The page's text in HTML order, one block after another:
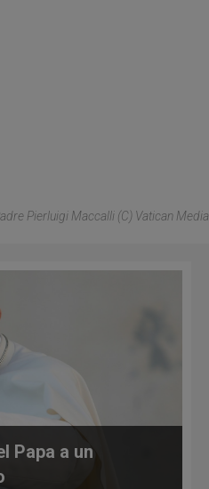
Pierluigi Maccalli (C) Vatican Media
Papa a un